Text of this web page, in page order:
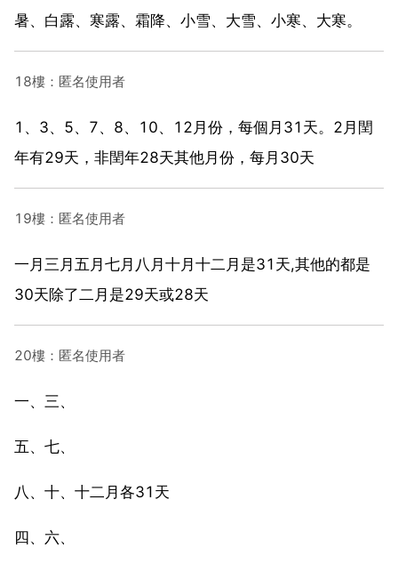
暑、白露、寒露、霜降、小雪、大雪、小寒、大寒。
18樓：匿名使用者
1、3、5、7、8、10、12月份，每個月31天。2月閏
年有29天，非閏年28天其他月份，每月30天
19樓：匿名使用者
一月三月五月七月八月十月十二月是31天,其他的都是
30天除了二月是29天或28天
20樓：匿名使用者
一、三、
五、七、
八、十、十二月各31天
四、六、